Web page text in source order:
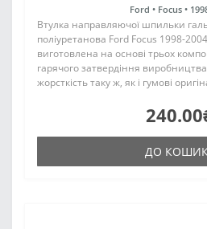
Ford • Focus •
Втулка направляючої шпильки
поліуретанова Ford Focus 1998-
виготовлена на основі трьох
гарячого затвердіння
жорсткість таку ж, як і гумові
ДО